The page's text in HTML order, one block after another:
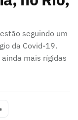
seguindo um
da Covid-19.
mais rígidas